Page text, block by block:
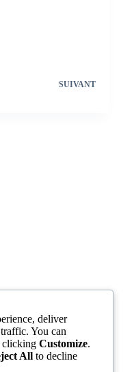
SUIVANT
deliver
You can
clicking Customize.
All to decline